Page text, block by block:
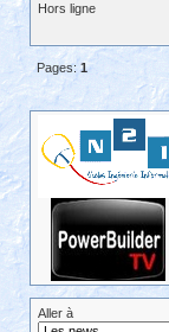
Hors ligne
Pages:1
Aller à